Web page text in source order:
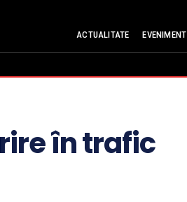
ACTUALITATE EVENIMENT
în trafic